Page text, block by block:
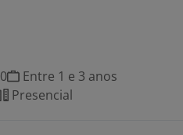
Entre 1 e 3 anos
Presencial